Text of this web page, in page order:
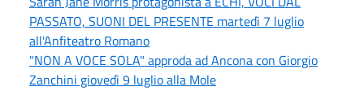
PASSATO, SUONI DEL PRESENTE martedì 7 luglio
all'Anfiteatro Romano
"NON A VOCE SOLA" approda ad Ancona con Giorgio
Zanchini giovedì 9 luglio alla Mole